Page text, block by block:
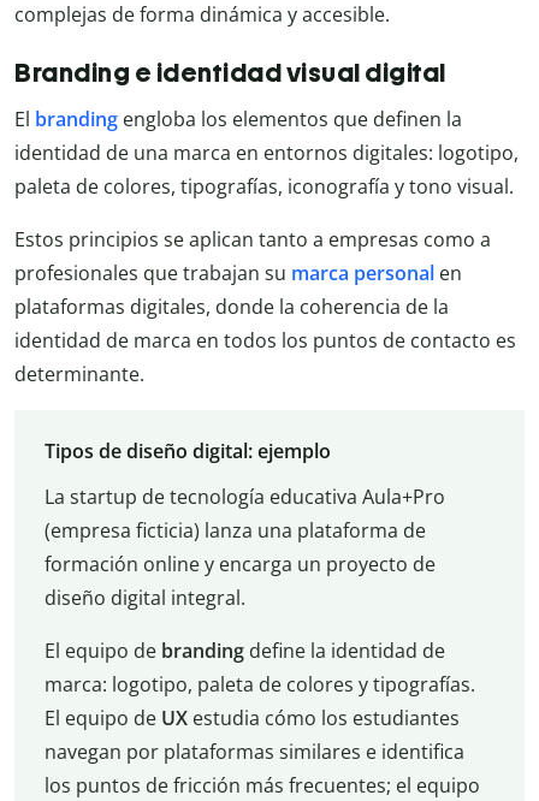
complejas de forma dinámica y accesible.
Branding e identidad visual digital
El branding engloba los elementos que definen la
identidad de una marca en entornos digitales: logotipo,
paleta de colores, tipografías, iconografía y tono visual.
Estos principios se aplican tanto a empresas como a
profesionales que trabajan su marca personal en
plataformas digitales, donde la coherencia de la
identidad de marca en todos los puntos de contacto es
determinante.
Tipos de diseño digital: ejemplo
La startup de tecnología educativa Aula+Pro
(empresa ficticia) lanza una plataforma de
formación online y encarga un proyecto de
diseño digital integral.
El equipo de brandingdefine la identidad de
marca: logotipo, paleta de colores y tipografías.
El equipo de UXestudia cómo los estudiantes
navegan por plataformas similares e identifica
los puntos de fricción más frecuentes; el equipo